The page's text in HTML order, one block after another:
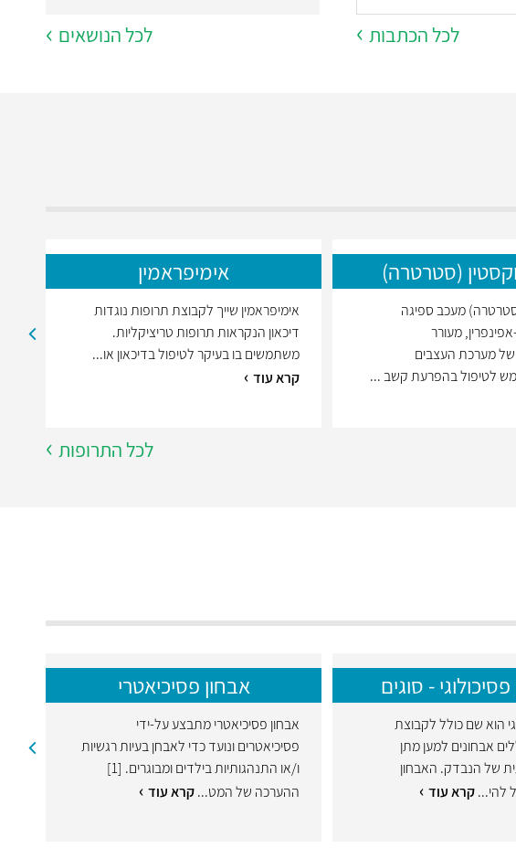
לכל הכתבות לכל הנושאים
(סטרטרה)
מעכב ספיגה
מעורר
של מערכת העצבים
לטיפול בהפרעת קשב ...
אימיפראמין
אימיפראמין שייך לקבוצת תרופות נוגדות
דיכאון הנקראות תרופות טריציקליות.
משתמשים בו בעיקר לטיפול בדיכאון או...
קרא עוד
לכל התרופות
- סוגים
הוא שם כולל לקבוצת
אבחונים למען מתן
של הנבדק. האבחון
להי...קרא עוד
אבחון פסיכיאטרי
אבחון פסיכיאטרי מתבצע על-ידי
פסיכיאטרים ונועד כדי לאבחן בעיות רגשיות
ו/או התנהגותיות בילדים ומבוגרים. [1]
ההערכה של המט...קרא עוד